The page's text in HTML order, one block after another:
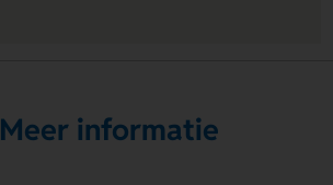
Meer informatie